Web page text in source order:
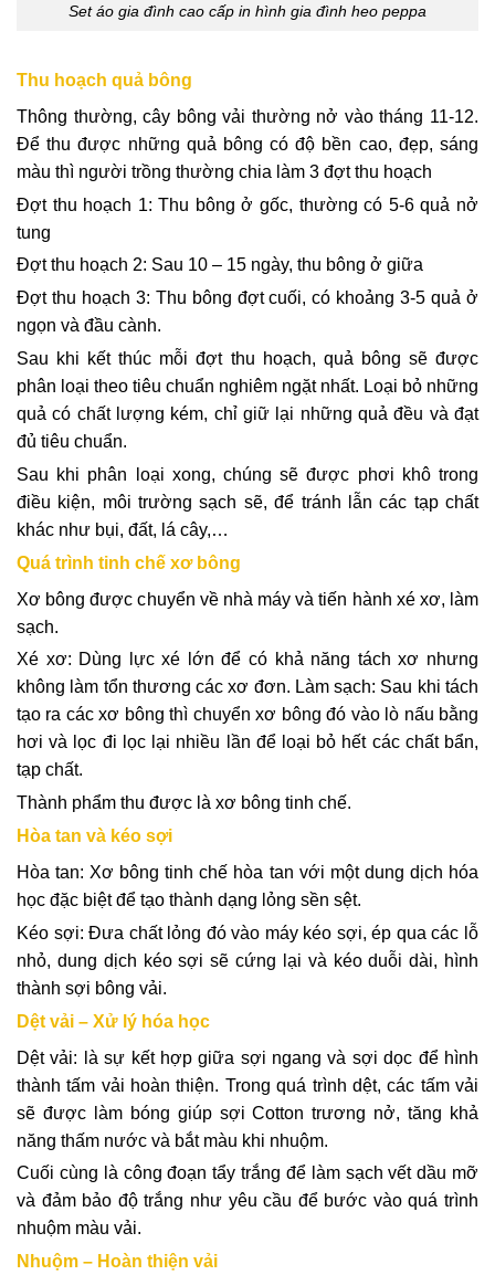
Set áo gia đình cao cấp in hình gia đình heo peppa
Thu hoạch quả bông
Thông thường, cây bông vải thường nở vào tháng 11-12.
Để thu được những quả bông có độ bền cao, đẹp, sáng
màu thì người trồng thường chia làm 3 đợt thu hoạch
Đợt thu hoạch 1: Thu bông ở gốc, thường có 5-6 quả nở
tung
Đợt thu hoạch 2: Sau 10 – 15 ngày, thu bông ở giữa
Đợt thu hoạch 3: Thu bông đợt cuối, có khoảng 3-5 quả ở
ngọn và đầu cành.
Sau khi kết thúc mỗi đợt thu hoạch, quả bông sẽ được
phân loại theo tiêu chuẩn nghiêm ngặt nhất. Loại bỏ những
quả có chất lượng kém, chỉ giữ lại những quả đều và đạt
đủ tiêu chuẩn.
Sau khi phân loại xong, chúng sẽ được phơi khô trong
điều kiện, môi trường sạch sẽ, để tránh lẫn các tạp chất
khác như bụi, đất, lá cây,…
Quá trình tinh chế xơ bông
Xơ bông được chuyển về nhà máy và tiến hành xé xơ, làm
sạch.
Xé xơ: Dùng lực xé lớn để có khả năng tách xơ nhưng
không làm tổn thương các xơ đơn. Làm sạch: Sau khi tách
tạo ra các xơ bông thì chuyển xơ bông đó vào lò nấu bằng
hơi và lọc đi lọc lại nhiều lần để loại bỏ hết các chất bẩn,
tạp chất.
Thành phẩm thu được là xơ bông tinh chế.
Hòa tan và kéo sợi
Hòa tan: Xơ bông tinh chế hòa tan với một dung dịch hóa
học đặc biệt để tạo thành dạng lỏng sền sệt.
Kéo sợi: Đưa chất lỏng đó vào máy kéo sợi, ép qua các lỗ
nhỏ, dung dịch kéo sợi sẽ cứng lại và kéo duỗi dài, hình
thành sợi bông vải.
Dệt vải – Xử lý hóa học
Dệt vải: là sự kết hợp giữa sợi ngang và sợi dọc để hình
thành tấm vải hoàn thiện. Trong quá trình dệt, các tấm vải
sẽ được làm bóng giúp sợi Cotton trương nở, tăng khả
năng thấm nước và bắt màu khi nhuộm.
Cuối cùng là công đoạn tẩy trắng để làm sạch vết dầu mỡ
và đảm bảo độ trắng như yêu cầu để bước vào quá trình
nhuộm màu vải.
Nhuộm – Hoàn thiện vải